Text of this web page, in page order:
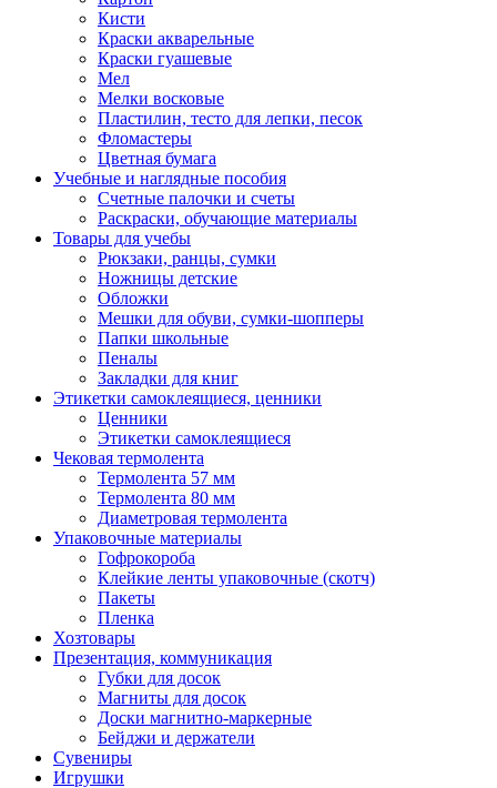
Кисти
Краски акварельные
Краски гуашевые
Мел
Мелки восковые
Пластилин, тесто для лепки, песок
Фломастеры
Цветная бумага
Учебные и наглядные пособия
Счетные палочки и счеты
Раскраски, обучающие материалы
Товары для учебы
Рюкзаки, ранцы, сумки
Ножницы детские
Обложки
Мешки для обуви, сумки-шопперы
Папки школьные
Пеналы
Закладки для книг
Этикетки самоклеящиеся, ценники
Ценники
Этикетки самоклеящиеся
Чековая термолента
Термолента 57 мм
Термолента 80 мм
Диаметровая термолента
Упаковочные материалы
Гофрокороба
Клейкие ленты упаковочные (скотч)
Пакеты
Пленка
Хозтовары
Презентация, коммуникация
Губки для досок
Магниты для досок
Доски магнитно-маркерные
Бейджи и держатели
Сувениры
Игрушки